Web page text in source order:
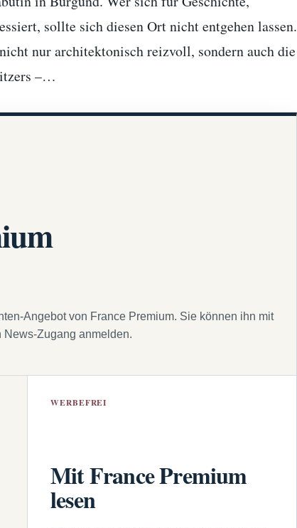
sollte sich diesen Ort nicht entgehen lassen.
nur architektonisch reizvoll, sondern auch die
–…
Angebot von France Premium. Sie können ihn mit
Zugang anmelden.
WERBEFREI
Mit France Premium
lesen